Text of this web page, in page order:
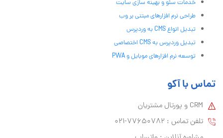
خدمات سئو و بهینه سازی سایت
طراحی نرم افزارهای مبتنی بر وب
تبدیل انواع CMS به وردپرس
تبدیل وردپرس به CMS اختصاصی
توسعه نرم افزارهای موبایل و PWA
تماس با آکو
CRM و پورتال مشتریان
تلفن تماس :‌ 77650782-021